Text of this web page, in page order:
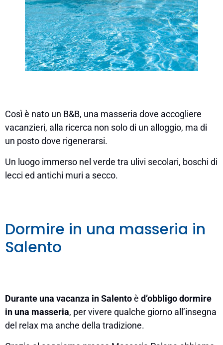
Così è nato un B&B, una masseria dove accogliere
vacanzieri, alla ricerca non solo di un alloggio, ma di
un posto dove rigenerarsi.
Un luogo immerso nel verde tra ulivi secolari, boschi di
lecci ed antichi muri a secco.
Dormire in una masseria in
Salento
Durante una vacanza in Salentoè d’obbligo dormire
in una masseria, per vivere qualche giorno all’insegna
del relax ma anche della tradizione.